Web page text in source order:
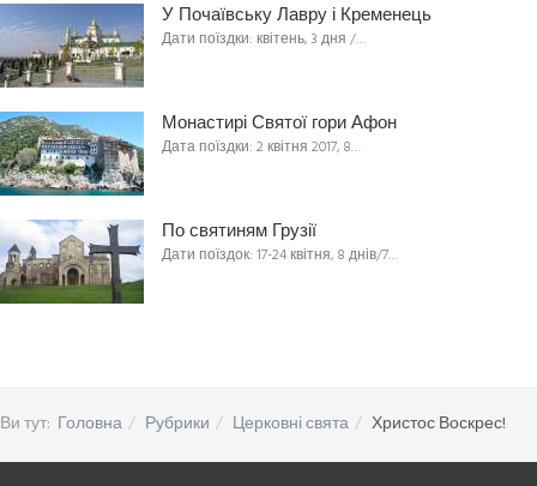
У Почаївську Лавру і Кременець
Дати поїздки: квітень, 3 дня /…
Монастирі Святої гори Афон
Дата поїздки: 2 квітня 2017, 8…
По святиням Грузії
Дати поїздок: 17-24 квітня, 8 днів/7…
Ви тут: Головна Рубрики Церковні свята Христос Воскрес!